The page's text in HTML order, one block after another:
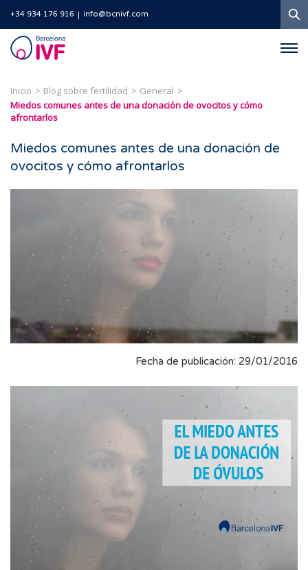
+34 934 176 916 info@bcnivf.com
Barcelona
IVF
Inicio Blog sobre fertilidad
General
Miedos comunes antes de una donación de ovocitos y cómo
afrontarlos
Miedos comunes antes de una donación de
ovocitos y cómo afrontarlos
Fecha de publicación: 29/01/2016